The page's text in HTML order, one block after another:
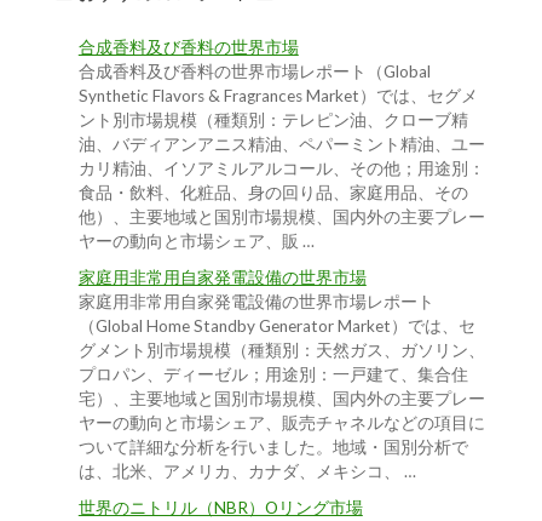
合成香料及び香料の世界市場
合成香料及び香料の世界市場レポート（Global
Synthetic Flavors & Fragrances Market）では、セグメ
ント別市場規模（種類別：テレピン油、クローブ精
油、バディアンアニス精油、ペパーミント精油、ユー
カリ精油、イソアミルアルコール、その他；用途別：
食品・飲料、化粧品、身の回り品、家庭用品、その
他）、主要地域と国別市場規模、国内外の主要プレー
ヤーの動向と市場シェア、販 …
家庭用非常用自家発電設備の世界市場
家庭用非常用自家発電設備の世界市場レポート
（Global Home Standby Generator Market）では、セ
グメント別市場規模（種類別：天然ガス、ガソリン、
プロパン、ディーゼル；用途別：一戸建て、集合住
宅）、主要地域と国別市場規模、国内外の主要プレー
ヤーの動向と市場シェア、販売チャネルなどの項目に
ついて詳細な分析を行いました。地域・国別分析で
は、北米、アメリカ、カナダ、メキシコ、 …
世界のニトリル（NBR）Oリング市場